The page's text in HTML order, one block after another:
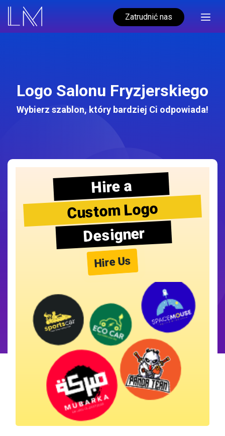
Zatrudnić nas
Logo Salonu Fryzjerskiego
Wybierz szablon, który bardziej Ci odpowiada!
Hire a
Custom Logo
Designer
Hire Us